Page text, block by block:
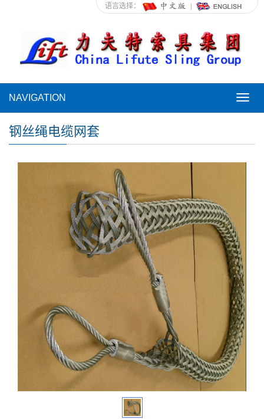
语言选择：
NAVIGATION
钢丝绳电缆网套